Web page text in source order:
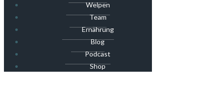
Welpen
Team
Ernährung
Blog
Podcast
Shop